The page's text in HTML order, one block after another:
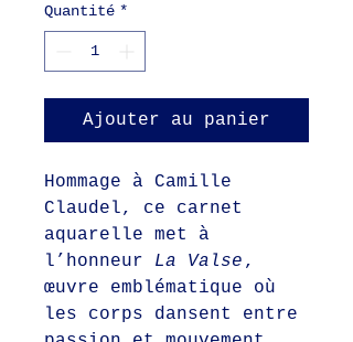
Quantité *
Ajouter au panier
Hommage à Camille
Claudel, ce carnet
aquarelle met à
l’honneur La Valse ,
œuvre emblématique où
les corps dansent entre